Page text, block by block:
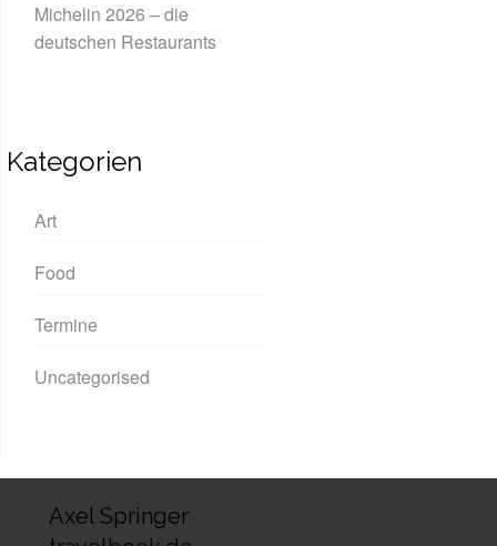
Michelin 2026 – die
deutschen Restaurants
Kategorien
Art
Food
Termine
Uncategorised
Axel Springer